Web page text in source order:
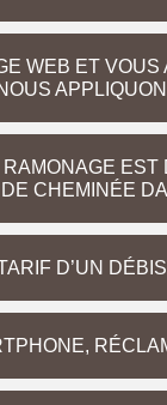
WEB ET
CHEMINÉE
D’UN